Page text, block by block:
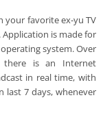
your favorite ex-yu TV
is made for
system. Over
there is an Internet
in real time, with
last 7 days, whenever